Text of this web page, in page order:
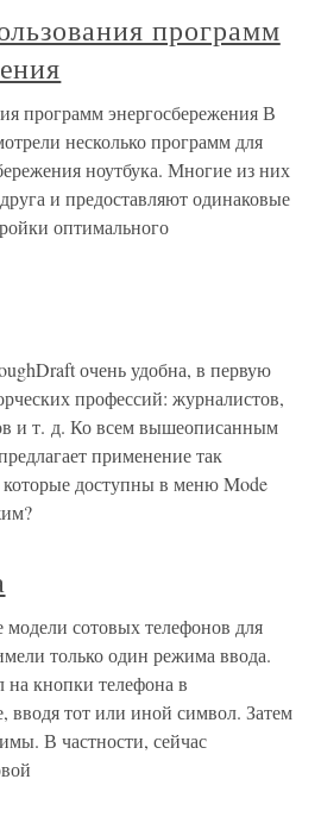
программ
программ энергосбережения В
несколько программ для
ноутбука. Многие из них
и предоставляют одинаковые
оптимального
очень удобна, в первую
профессий: журналистов,
и т. д. Ко всем вышеописанным
применение так
доступны в меню Mode
сотовых телефонов для
только один режима ввода.
на кнопки телефона в
вводя тот или иной символ. Затем
В частности, сейчас